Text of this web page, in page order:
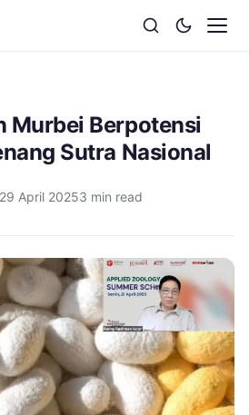
Murbei Berpotensi
Sutra Nasional
29 April 20253 min read